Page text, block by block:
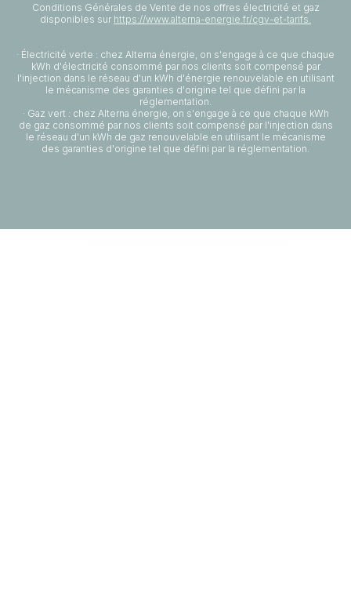
Conditions Générales de Vente de nos offres électricité et gaz
disponibles sur https://www.alterna-energie.fr/cgv-et-tarifs.
· Électricité verte : chez Alterna énergie, on s'engage à ce que chaque
kWh d'électricité consommé par nos clients soit compensé par
l'injection dans le réseau d'un kWh d'énergie renouvelable en utilisant
le mécanisme des garanties d'origine tel que défini par la
réglementation.
· Gaz vert : chez Alterna énergie, on s'engage à ce que chaque kWh
de gaz consommé par nos clients soit compensé par l'injection dans
le réseau d'un kWh de gaz renouvelable en utilisant le mécanisme
des garanties d'origine tel que défini par la réglementation.